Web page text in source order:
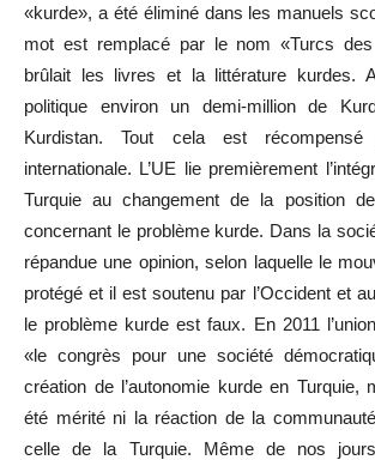
«kurde», a été éliminé dans les manuels
mot est remplacé par le nom «Turcs
brûlait les livres et la littérature kurdes.
politique environ un demi-million de
Kurdistan. Tout cela est
internationale. L’UE lie premièrement l’
Turquie au changement de la position
concernant le problème kurde. Dans la
répandue une opinion, selon laquelle le
protégé et il est soutenu par l’Occident et
le problème kurde est faux. En 2011 l’
«le congrès pour une société
création de l’autonomie kurde en Turquie,
été mérité ni la réaction de la
celle de la Turquie. Même de nos